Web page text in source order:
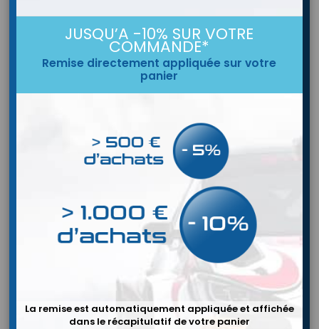
JUSQU’A -10% SUR VOTRE
COMMANDE*
Remise directement appliquée sur votre
panier
La remise est automatiquement appliquée et affichée
dans le récapitulatif de votre panier